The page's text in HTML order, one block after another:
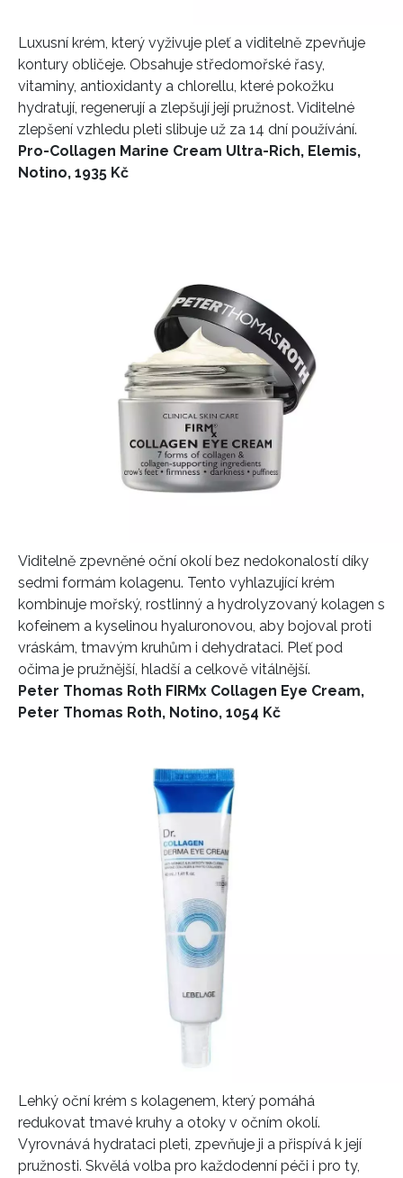
Luxusní krém, který vyživuje pleť a viditelně zpevňuje
kontury obličeje. Obsahuje středomořské řasy,
vitaminy, antioxidanty a chlorellu, které pokožku
hydratují, regenerují a zlepšují její pružnost. Viditelné
zlepšení vzhledu pleti slibuje už za 14 dní používání.
Pro-Collagen Marine Cream Ultra-Rich, Elemis,
Notino, 1935 Kč
Viditelně zpevněné oční okolí bez nedokonalostí díky
sedmi formám kolagenu. Tento vyhlazující krém
kombinuje mořský, rostlinný a hydrolyzovaný kolagen s
kofeinem a kyselinou hyaluronovou, aby bojoval proti
vráskám, tmavým kruhům i dehydrataci. Pleť pod
očima je pružnější, hladší a celkově vitálnější.
Peter Thomas Roth FIRMx Collagen Eye Cream,
Peter Thomas Roth, Notino, 1054 Kč
Lehký oční krém s kolagenem, který pomáhá
redukovat tmavé kruhy a otoky v očním okolí.
Vyrovnává hydrataci pleti, zpevňuje ji a přispívá k její
pružnosti. Skvělá volba pro každodenní péči i pro ty,